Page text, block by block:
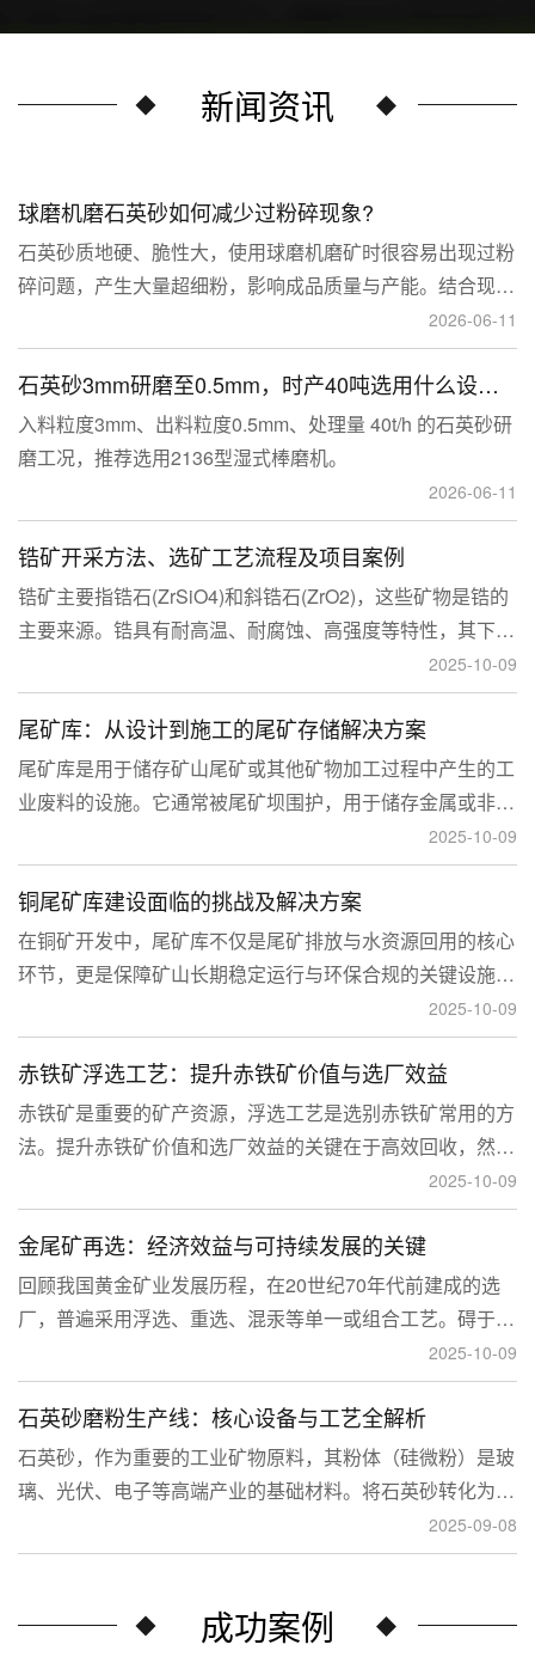
新闻资讯
球磨机磨石英砂如何减少过粉碎现象?
石英砂质地硬、脆性大，使用球磨机磨矿时很容易出现过粉
碎问题，产生大量超细粉，影响成品质量与产能。结合现场
生产经验，可通过工艺、研磨介质、运行参数、配套设备多
维度优化，改善该问题。
2026-06-11
石英砂3mm研磨至0.5mm，时产40吨选用什么设备？
入料粒度3mm、出料粒度0.5mm、处理量 40t/h 的石英砂研
磨工况，推荐选用2136型湿式棒磨机。
2026-06-11
锆矿开采方法、选矿工艺流程及项目案例
锆矿主要指锆石(ZrSiO4)和斜锆石(ZrO2)，这些矿物是锆的
主要来源。锆具有耐高温、耐腐蚀、高强度等特性，其下游
应用涉及核工业、陶瓷、耐火材料、铸造、电子和化工等多
个领域，尤其在高性能陶瓷和锆基合金中的需求不断增长。
2025-10-09
尾矿库：从设计到施工的尾矿存储解决方案
尾矿库是用于储存矿山尾矿或其他矿物加工过程中产生的工
业废料的设施。它通常被尾矿坝围护，用于储存金属或非金
属矿山的尾矿。尾矿库通常包括尾矿处理系统、排水系统和
回水系统。根据地形，尾矿库可分为山谷型、山坡型、平地
型和河流拦截型。
2025-10-09
铜尾矿库建设面临的挑战及解决方案
在铜矿开发中，尾矿库不仅是尾矿排放与水资源回用的核心
环节，更是保障矿山长期稳定运行与环保合规的关键设施。
然而，铜矿尾矿本身具有粒度细、水量大、化学活性强等特
性，使尾矿库在坝体稳定、防渗处理与排洪系统设计方面面
临更高技术挑战。
2025-10-09
赤铁矿浮选工艺：提升赤铁矿价值与选厂效益
赤铁矿是重要的矿产资源，浮选工艺是选别赤铁矿常用的方
法。提升赤铁矿价值和选厂效益的关键在于高效回收，然
而，赤铁矿往往存在嵌布粒度细、易泥化、存在高硅铝杂质
等特征。利用传统的浮选工艺进行处理会面临回收率低、精
矿品位不稳定、药剂成本高等问题。
2025-10-09
金尾矿再选：经济效益与可持续发展的关键
回顾我国黄金矿业发展历程，在20世纪70年代前建成的选
厂，普遍采用浮选、重选、混汞等单一或组合工艺。碍于当
时选矿工艺水平的限制，回收率普遍较低，大量细粒金、包
裹金或与特定矿物共生的金流失到尾矿中，造成了巨大的经
济损失。
2025-10-09
石英砂磨粉生产线：核心设备与工艺全解析
石英砂，作为重要的工业矿物原料，其粉体（硅微粉）是玻
璃、光伏、电子等高端产业的基础材料。将石英砂转化为高
附加值的粉体，离不开一套专业的石英砂磨粉成套设备。本
文将从设备、工艺到应用，为您全面解析这条生产线。
2025-09-08
成功案例